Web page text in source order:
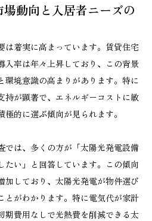
動向と入居者ニーズの
は着実に高まっています。賃貸住宅
入率は年々上昇しており、この背景
環境意識の高まりがあります。特に
持が顕著で、エネルギーコストに敏
的に選ぶ傾向が見られます。
では、多くの方が「太陽光発電設備
たい」と回答しています。この傾向
加しており、太陽光発電が物件選び
とがわかります。特に電気代が家計
期費用なしで光熱費を削減できる太